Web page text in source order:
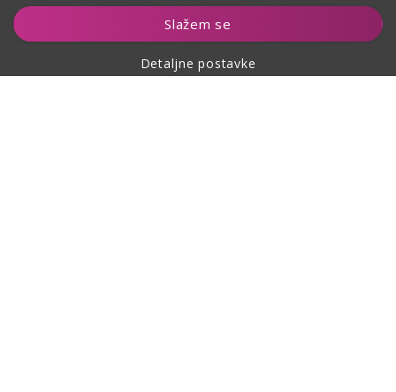
Slažem se
Detaljne postavke
Dodaj u košaricu